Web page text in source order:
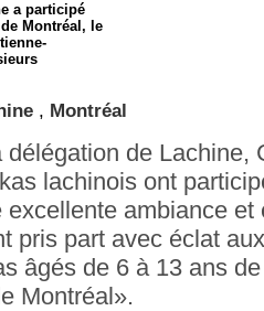
a participé
Montréal, le
, Montréal
de Lachine,
lachinois ont
excellente ambiance et
pris part avec éclat
âgés de 6 à 13 ans
Montréal».